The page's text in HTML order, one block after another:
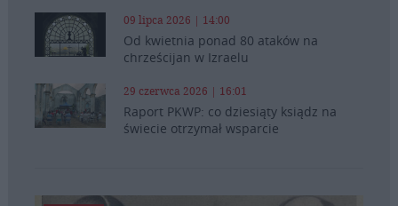
09 lipca 2026 | 14:00
Od kwietnia ponad 80 ataków na
chrześcijan w Izraelu
29 czerwca 2026 | 16:01
Raport PKWP: co dziesiąty ksiądz na
świecie otrzymał wsparcie